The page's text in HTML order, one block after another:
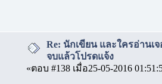
Re: นักเขียน และใครอ่านเ
จบแล้วโปรดแจ้ง
«ตอบ #138 เมื่อ25-05-2016